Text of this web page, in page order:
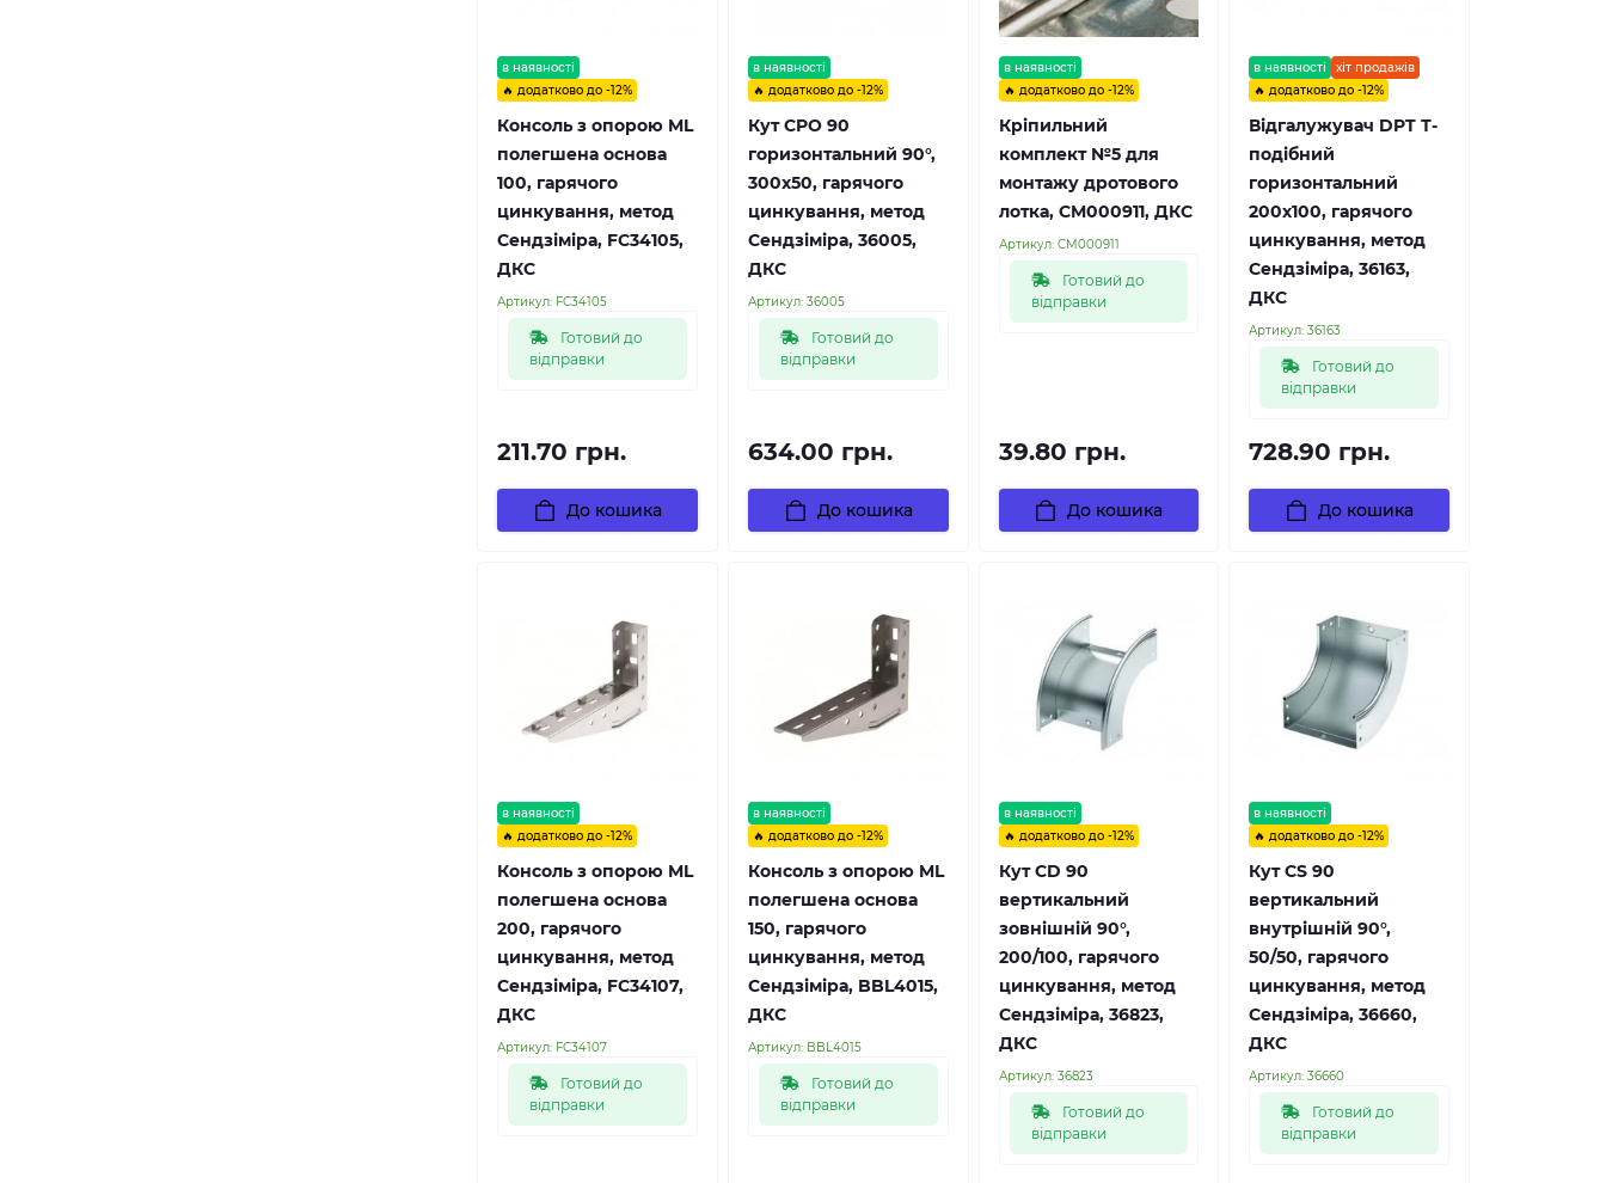
в наявності
🔥 додатково до -12%
Консоль з опорою ML
полегшена основа
100, гарячого
цинкування, метод
Сендзіміра, FC34105,
ДКС
Артикул: FC34105
Готовий до
відправки
211.70 грн.
До кошика
в наявності
🔥 додатково до -12%
Кут CPO 90
горизонтальний 90°,
300х50, гарячого
цинкування, метод
Сендзіміра, 36005,
ДКС
Артикул: 36005
Готовий до
відправки
634.00 грн.
До кошика
в наявності
🔥 додатково до -12%
Кріпильний
комплект №5 для
монтажу дротового
лотка, CM000911, ДКС
Артикул: CM000911
Готовий до
відправки
39.80 грн.
До кошика
в наявності
хіт продажів
🔥 додатково до -12%
Відгалужувач DPT Т-
подібний
горизонтальний
200х100, гарячого
цинкування, метод
Сендзіміра, 36163,
ДКС
Артикул:36163
Готовий до
відправки
728.90 грн.
До кошика
в наявності
🔥 додатково до -12%
Консоль з опорою ML
полегшена основа
200, гарячого
цинкування, метод
Сендзіміра, FC34107,
ДКС
Артикул: FC34107
Готовий до
відправки
в наявності
🔥 додатково до -12%
Консоль з опорою ML
полегшена основа
150, гарячого
цинкування, метод
Сендзіміра, BBL4015,
ДКС
Артикул: BBL4015
Готовий до
відправки
в наявності
🔥 додатково до -12%
Кут CD 90
вертикальний
зовнішній 90°,
200/100, гарячого
цинкування, метод
Сендзіміра, 36823,
ДКС
Артикул: 36823
Готовий до
відправки
в наявності
🔥 додатково до -12%
Кут CS 90
вертикальний
внутрішній 90°,
50/50, гарячого
цинкування, метод
Сендзіміра, 36660,
ДКС
Артикул:36660
Готовий до
відправки